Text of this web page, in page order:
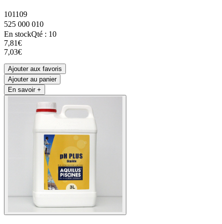
101109
525 000 010
En stockQté : 10
7,81€
7,03€
Ajouter aux favoris
Ajouter au panier
En savoir +